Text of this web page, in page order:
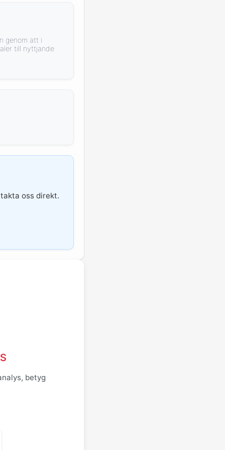
genom att i
till nyttjande
oss direkt.
betyg